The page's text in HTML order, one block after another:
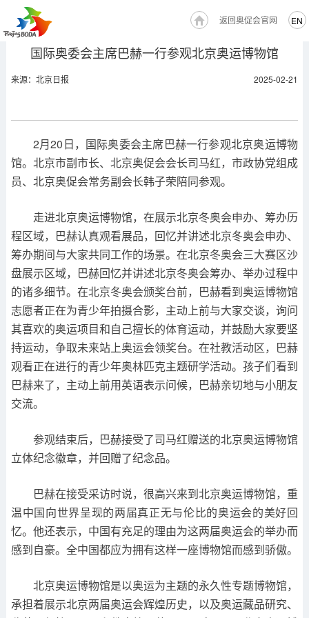
EN
返回奥促会官网
国际奥委会主席巴赫一行参观北京奥运博物馆
来源：北京日报 2025-02-21
2月20日，国际奥委会主席巴赫一行参观北京奥运博物
馆。北京市副市长、北京奥促会会长司马红，市政协党组成
员、北京奥促会常务副会长韩子荣陪同参观。
走进北京奥运博物馆，在展示北京冬奥会申办、筹办历
程区域，巴赫认真观看展品，回忆并讲述北京冬奥会申办、
筹办期间与大家共同工作的场景。在北京冬奥会三大赛区沙
盘展示区域，巴赫回忆并讲述北京冬奥会筹办、举办过程中
的诸多细节。在北京冬奥会颁奖台前，巴赫看到奥运博物馆
志愿者正在为青少年拍摄合影，主动上前与大家交谈，询问
其喜欢的奥运项目和自己擅长的体育运动，并鼓励大家要坚
持运动，争取未来站上奥运会领奖台。在社教活动区，巴赫
观看正在进行的青少年奥林匹克主题研学活动。孩子们看到
巴赫来了，主动上前用英语表示问候，巴赫亲切地与小朋友
交流。
参观结束后，巴赫接受了司马红赠送的北京奥运博物馆
立体纪念徽章，并回赠了纪念品。
巴赫在接受采访时说，很高兴来到北京奥运博物馆，重
温中国向世界呈现的两届真正无与伦比的奥运会的美好回
忆。他还表示，中国有充足的理由为这两届奥运会的举办而
感到自豪。全中国都应为拥有这样一座博物馆而感到骄傲。
北京奥运博物馆是以奥运为主题的永久性专题博物馆，
承担着展示北京两届奥运会辉煌历史，以及奥运藏品研究、